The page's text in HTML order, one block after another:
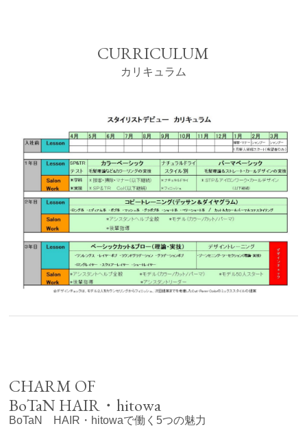
CURRICULUM
カリキュラム
CHARM OF
BoTaN HAIR・hitowa
BoTaN HAIR・hitowaで働く5つの魅力